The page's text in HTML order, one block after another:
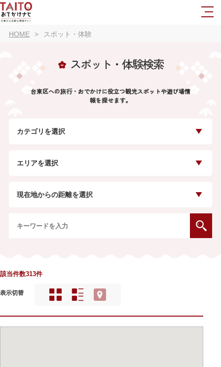
HOME スポット・体験
スポット・体験検索
台東区への旅行・おでかけに役立つ観光スポットや遊び場情
報を探せます。
カテゴリを選択
エリアを選択
現在地からの距離を選択
該当件数313件
表示切替